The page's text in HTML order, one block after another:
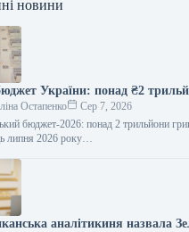
новини
України: понад ₴2
Остапенко
Сер 7, 2026
бюджет-2026: понад 2 трильйони
липня 2026 року…
аналітикиня назвала